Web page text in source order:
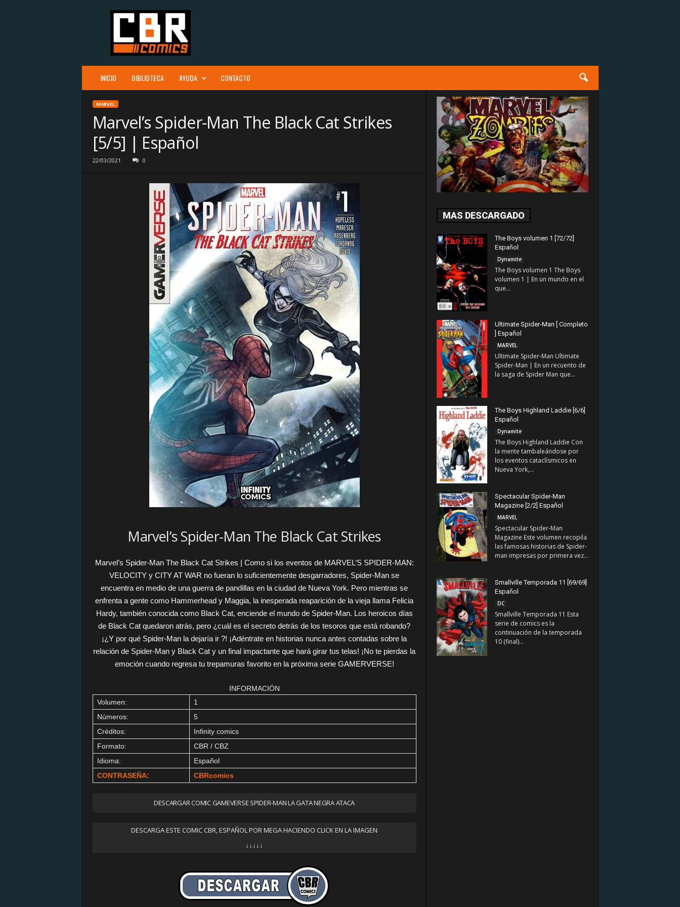
INICIO BIBLIOTECA AYUDA CONTACTO
MARVEL
Marvel’s Spider-Man The Black Cat Strikes
[5/5] | Español
22/03/2021 0
Marvel’s Spider-Man The Black Cat Strikes
Marvel’s Spider-Man The Black Cat Strikes | Como si los eventos de MARVEL’S SPIDER-MAN:
VELOCITY y CITY AT WAR no fueran lo suficientemente desgarradores, Spider-Man se
encuentra en medio de una guerra de pandillas en la ciudad de Nueva York. Pero mientras se
enfrenta a gente como Hammerhead y Maggia, la inesperada reaparición de la vieja llama Felicia
Hardy, también conocida como Black Cat, enciende el mundo de Spider-Man. Los heroicos días
de Black Cat quedaron atrás, pero ¿cuál es el secreto detrás de los tesoros que está robando?
¡¿Y por qué Spider-Man la dejaría ir ?! ¡Adéntrate en historias nunca antes contadas sobre la
relación de Spider-Man y Black Cat y un final impactante que hará girar tus telas! ¡No te pierdas la
emoción cuando regresa tu trepamuras favorito en la próxima serie GAMERVERSE!
INFORMACIÓN
Volumen:
1
Números:
5
Créditos:
Infinity comics
Formato:
CBR / CBZ
Idioma:
Español
CONTRASEÑA:
CBRcomics
DESCARGAR COMIC GAMEVERSE SPIDER-MAN LA GATA NEGRA ATACA
DESCARGA ESTE COMIC CBR, ESPAÑOL POR MEGA HACIENDO CLICK EN LA IMAGEN
↓↓↓↓↓
MAS DESCARGADO
The Boys volumen 1 [72/72]
Español
Dynamite
The Boys volumen 1 The Boys
volumen 1 | En un mundo en el
que...
Ultimate Spider-Man [ Completo
] Español
MARVEL
Ultimate Spider-Man Ultimate
Spider-Man | En un recuento de
la saga de Spider Man que...
The Boys Highland Laddie [6/6]
Español
Dynamite
The Boys Highland Laddie Con
la mente tambaleándose por
los eventos cataclísmicos en
Nueva York,...
Spectacular Spider-Man
Magazine [2/2] Español
MARVEL
Spectacular Spider-Man
Magazine Este volumen recopila
las famosas historias de Spider-
man impresas por primera vez...
Smallville Temporada 11 [69/69]
Español
DC
Smallville Temporada 11 Esta
serie de comics es la
continuación de la temporada
10 (final)...